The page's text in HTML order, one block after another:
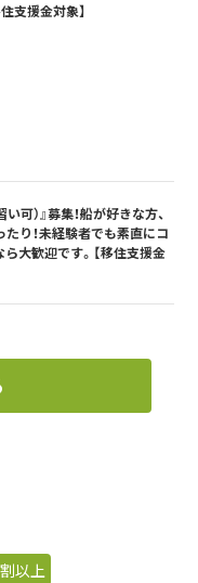
支援金対象】
可）』募集！船が好きな方、
り！未経験者でも素直にコ
大歓迎です。【移住支援金
以上